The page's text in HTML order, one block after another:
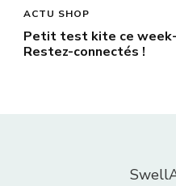
ACTU SHOP
Petit test kite ce
Restez-connectés !